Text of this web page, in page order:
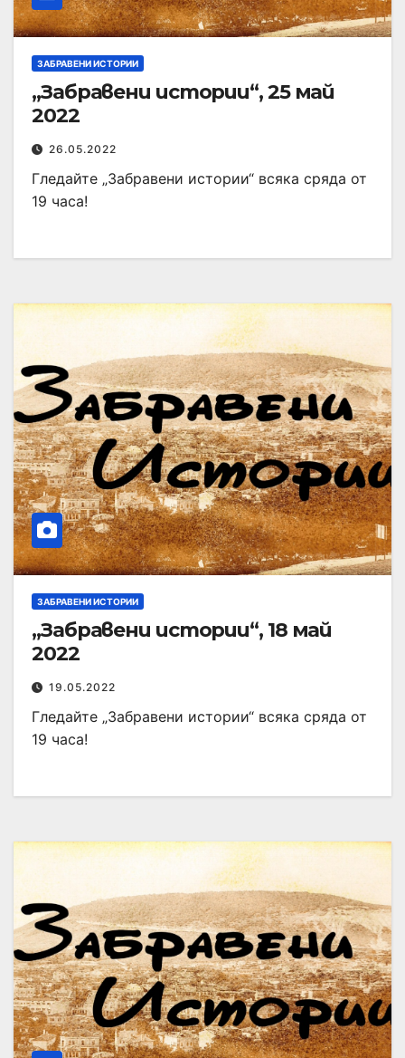
ЗАБРАВЕНИ ИСТОРИИ
„Забравени истории“, 25 май
2022
26.05.2022
Гледайте „Забравени истории“ всяка сряда от
19 часа!
ЗАБРАВЕНИ ИСТОРИИ
„Забравени истории“, 18 май
2022
19.05.2022
Гледайте „Забравени истории“ всяка сряда от
19 часа!